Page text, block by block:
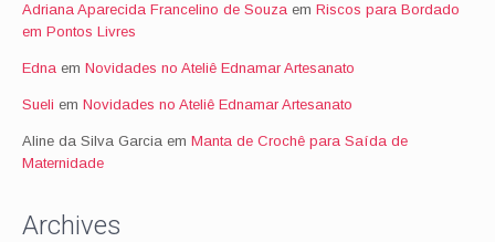
Adriana Aparecida Francelino de Souza em Riscos para Bordado
em Pontos Livres
Edna em Novidades no Ateliê Ednamar Artesanato
Sueli em Novidades no Ateliê Ednamar Artesanato
Aline da Silva Garcia em Manta de Crochê para Saída de
Maternidade
Archives